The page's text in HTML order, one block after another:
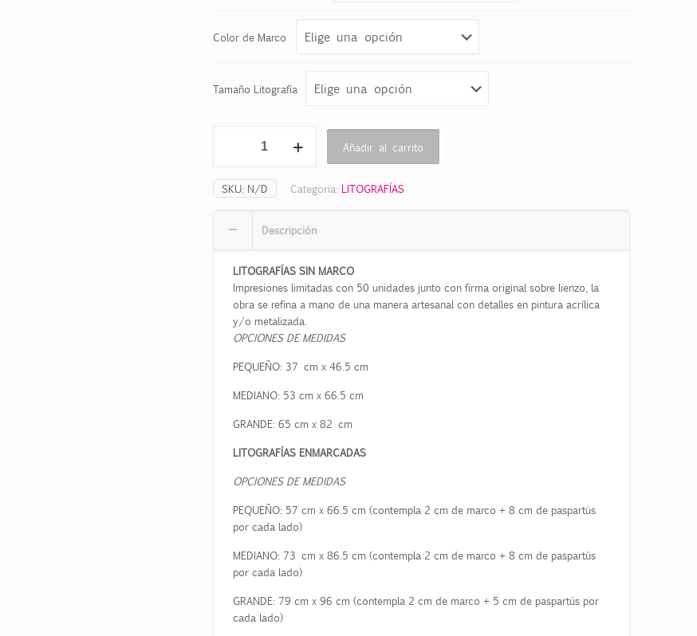
Color de Marco
Tamaño Litografía
cantidad
Añadir al carrito
SKU: N/D Categoría: LITOGRAFÍAS
Descripción
LITOGRAFÍAS SIN MARCO
Impresiones limitadas con 50 unidades junto con firma original sobre lienzo, la
obra se refina a mano de una manera artesanal con detalles en pintura acrílica
y/o metalizada.
OPCIONES DE MEDIDAS
PEQUEÑO: 37 cm x46.5cm
MEDIANO: 53cm x66.5cm
GRANDE:65cm x 82 cm
LITOGRAFÍAS ENMARCADAS
OPCIONES DE MEDIDAS
PEQUEÑO: 57cm x66.5cm (contempla 2 cm de marco + 8 cm de paspartús
por cada lado)
MEDIANO: 73 cm x86.5cm (contempla 2 cm de marco + 8 cm de paspartús
por cada lado)
GRANDE:79cm x96cm (contempla 2 cm de marco + 5 cm de paspartús por
cada lado)